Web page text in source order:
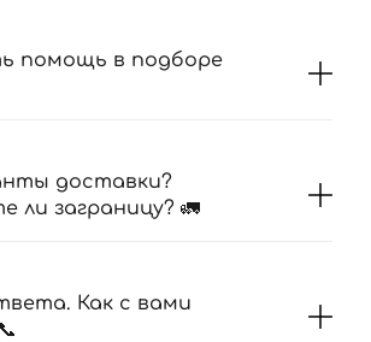
помощь в подборе
доставки?
ли заграницу? 🚛
Как с вами